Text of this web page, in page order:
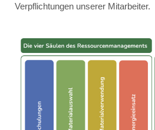
Verpflichtungen unserer Mitarbeiter.